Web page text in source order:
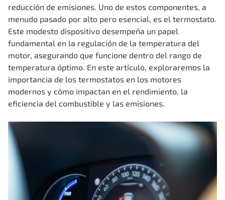
reducción de emisiones. Uno de estos componentes, a
menudo pasado por alto pero esencial, es el termostato.
Este modesto dispositivo desempeña un papel
fundamental en la regulación de la temperatura del
motor, asegurando que funcione dentro del rango de
temperatura óptimo. En este artículo, exploraremos la
importancia de los termostatos en los motores
modernos y cómo impactan en el rendimiento, la
eficiencia del combustible y las emisiones.